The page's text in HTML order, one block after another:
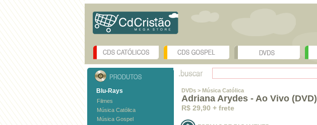
Blu-Rays
Filmes
Música Católica
Música Gospel
DVDs > Música Católica
Adriana Arydes - Ao Vivo (DVD)
R$ 29,90 + frete